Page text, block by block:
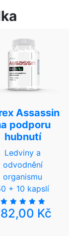
Assassin
podporu
hubnutí
Ledviny a
odvodnění
organismu
+ 10 kapslí
Kč